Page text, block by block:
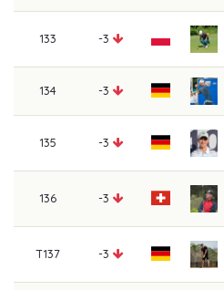
133 -3
134 -3
135 -3
136 -3
T137 -3